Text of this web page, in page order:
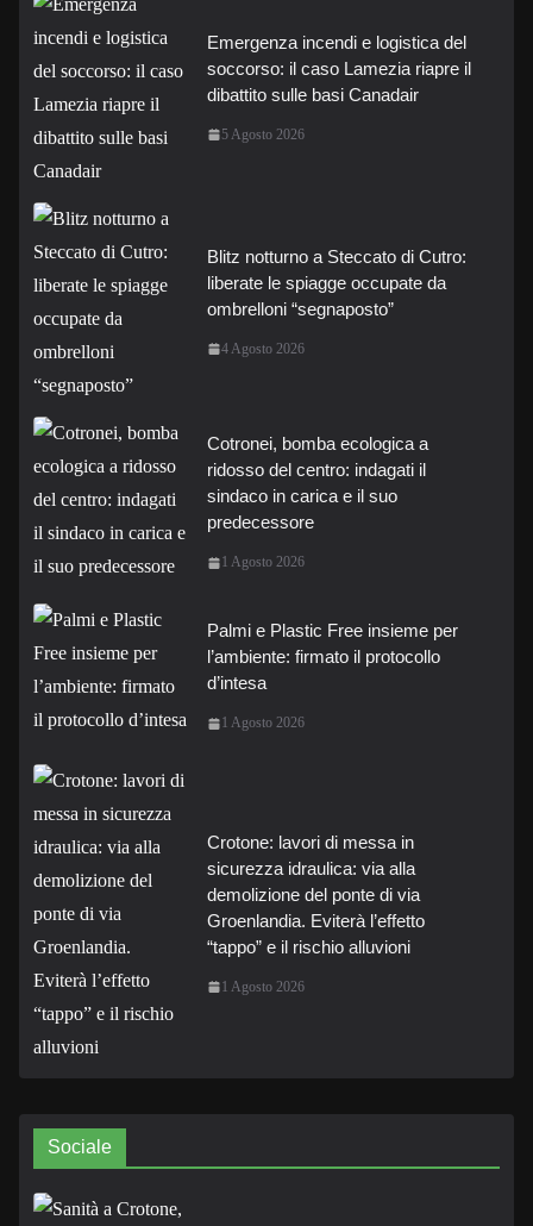
Emergenza incendi e logistica del
soccorso: il caso Lamezia riapre il
dibattito sulle basi Canadair
5 Agosto 2026
Blitz notturno a Steccato di Cutro:
liberate le spiagge occupate da
ombrelloni “segnaposto”
4 Agosto 2026
Cotronei, bomba ecologica a
ridosso del centro: indagati il
sindaco in carica e il suo
predecessore
1 Agosto 2026
Palmi e Plastic Free insieme per
l’ambiente: firmato il protocollo
d’intesa
1 Agosto 2026
Crotone: lavori di messa in
sicurezza idraulica: via alla
demolizione del ponte di via
Groenlandia. Eviterà l’effetto
“tappo” e il rischio alluvioni
1 Agosto 2026
Sociale